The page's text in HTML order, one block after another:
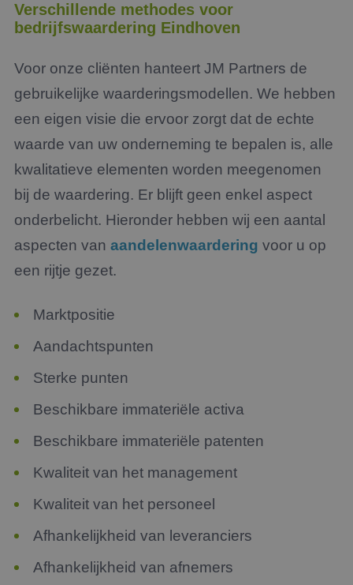
Verschillende methodes voor
bedrijfswaardering Eindhoven
Voor onze cliënten hanteert JM Partners de
gebruikelijke waarderingsmodellen. We hebben
een eigen visie die ervoor zorgt dat de echte
waarde van uw onderneming te bepalen is, alle
kwalitatieve elementen worden meegenomen
bij de waardering. Er blijft geen enkel aspect
onderbelicht. Hieronder hebben wij een aantal
aspecten van aandelenwaardering voor u op
een rijtje gezet.
Marktpositie
Aandachtspunten
Sterke punten
Beschikbare immateriële activa
Beschikbare immateriële patenten
Kwaliteit van het management
Kwaliteit van het personeel
Afhankelijkheid van leveranciers
Afhankelijkheid van afnemers